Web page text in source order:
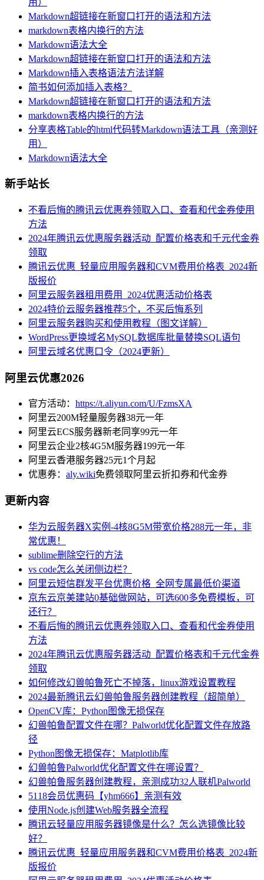
Markdown超链接在新窗口打开的语法和方法
markdown表格内换行的方法
Markdown语法大全
Markdown超链接在新窗口打开的语法和方法
Markdown插入表格语法方法详解
简书如何添加插入表格？
Markdown超链接在新窗口打开的语法和方法
markdown表格内换行的方法
分享表格Table的html代码转Markdown语法工具（亲测好
用）
Markdown语法大全
新手站长
不看后悔的腾讯云优惠券领取入口、查看和代金券使用
方法
2024年腾讯云优惠服务器活动_配置价格表和千元代金券
领取
腾讯云优惠_轻量应用服务器和CVM费用价格表_2024新
版报价
阿里云服务器租用费用_2024优惠活动价格表
2024特价云服务器推荐5个，不买后悔系列
阿里云服务器购买和使用教程（图文详解）
WordPress更换域名MySQL数据库批量替换SQL语句
阿里云域名优惠口令（2024更新）
阿里云优惠2026
官方活动： https://t.aliyun.com/U/FzmsXA
阿里云200M轻量服务器38元一年
阿里云ECS服务器新老同享99元一年
阿里云企业2核4G5M服务器199元一年
阿里云香港服务器25元1个月起
优惠券： aly.wiki免费领取阿里云折扣券和代金券
更新内容
华为云服务器X实例-4核8G5M带宽价格288元一年，非
常优惠！
sublime删除空行的方法
vs code怎么关闭侧边栏？
阿里云短信群发平台优惠价格_全网专属最低价渠道
京东云京美建站0基础做网站，可选600多免费模板，可
还行？
不看后悔的腾讯云优惠券领取入口、查看和代金券使用
方法
2024年腾讯云优惠服务器活动_配置价格表和千元代金券
领取
如何修改幻兽帕鲁死亡不掉落，linux游戏设置教程
2024最新腾讯云幻兽帕鲁服务器创建教程（超简单）
OpenCV库：Python图像无损保存
幻兽帕鲁配置文件在哪？Palworld优化配置文件存放路
径
Python图像无损保存：Matplotlib库
幻兽帕鲁Palworld优化配置文件在哪设置？
幻兽帕鲁服务器创建教程，亲测成功32人联机Palworld
5118会员优惠码【yhm666】亲测有效
使用Node.js创建Web服务器全流程
腾讯云轻量应用服务器镜像是什么？怎么选镜像比较
好？
腾讯云优惠_轻量应用服务器和CVM费用价格表_2024新
版报价